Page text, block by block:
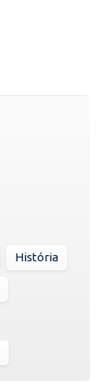
História